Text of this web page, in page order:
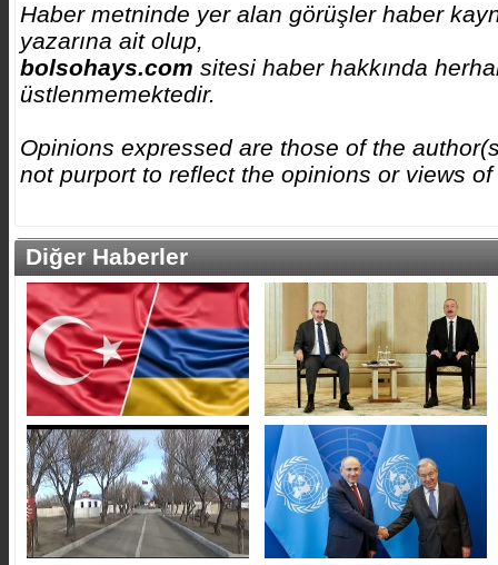
Haber metninde yer alan görüşler haber
yazarına ait olup,
bolsohays.com sitesi haber hakkında
üstlenmemektedir.
Opinions expressed are those of the
not purport to reflect the opinions or views
Diğer Haberler